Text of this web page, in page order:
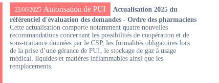
23/06/2025 Autorisation de PUI
Actualisation 2025 du
référentiel d'évaluation des demandes - Ordre des pharmaciens
Cette actualisation comporte notamment quatre nouvelles
recommandations concernant les possibilités de coopération et de
sous-traitance données par le CSP, les formalités obligatoires lors
de la prise d’une gérance de PUI, le stockage de gaz à usage
médical, liquides et matières inflammables ainsi que les
remplacements.